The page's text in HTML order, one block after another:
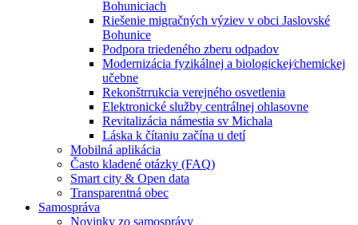
Bohuniciach
Riešenie migračných výziev v obci Jaslovské
Bohunice
Podpora triedeného zberu odpadov
Modernizácia fyzikálnej a biologickej⁄chemickej
učebne
Rekonštrrukcia verejného osvetlenia
Elektronické služby centrálnej ohlasovne
Revitalizácia námestia sv Michala
Láska k čítaniu začína u detí
Mobilná aplikácia
Často kladené otázky (FAQ)
Smart city & Open data
Transparentná obec
Samospráva
Novinky zo samosprávy